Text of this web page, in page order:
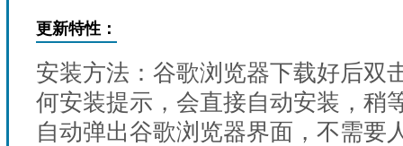
更新特性：
安装方法：谷歌浏览器下载好后双
何安装提示，会直接自动安装，稍
自动弹出谷歌浏览器界面，不需要